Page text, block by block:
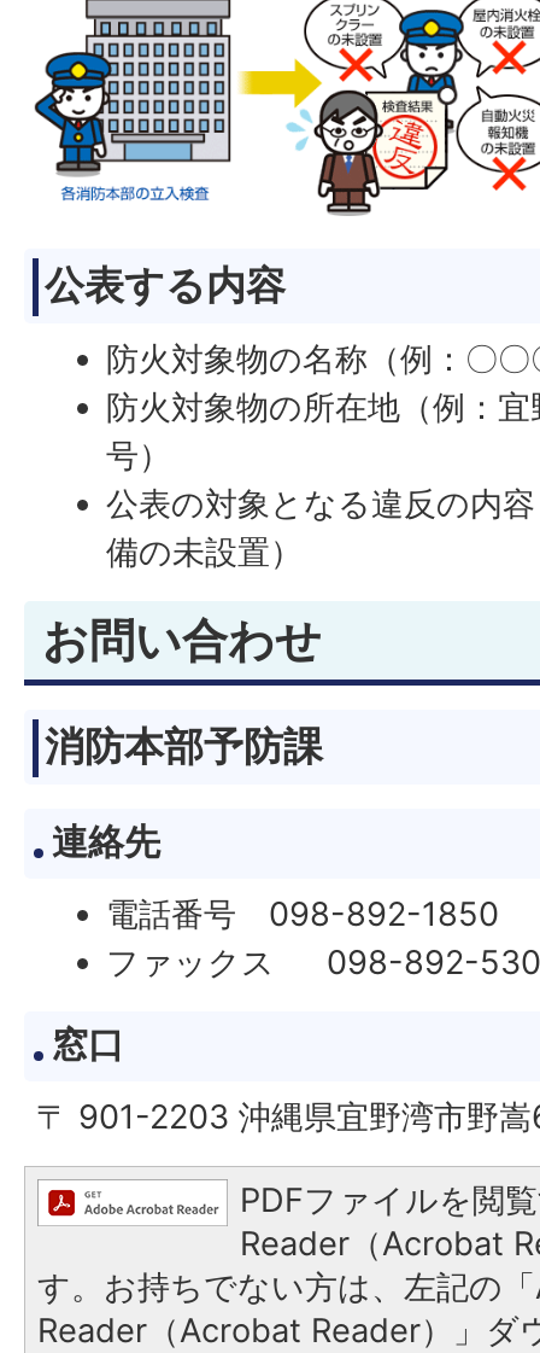
公表する内容
防火対象物の名称（例：〇
防火対象物の所在地（例：
号）
公表の対象となる違反の内
備の未設置）
お問い合わせ
消防本部予防課
連絡先
電話番号 098-892-1850
ファックス 098-892-
窓口
〒 901-2203 沖縄県宜野湾市野
PDFファイルを閲
Reader（Acrobat
す。お持ちでない方は、左記の
Reader（Acrobat Reader）」ダ